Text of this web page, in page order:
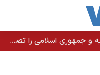
سنای آمریکا افزایش تحریم‌های روسیه و جمهوری اسلامی را تصویب کرد؛ زلنسکی از این اقدام تشکر کرد